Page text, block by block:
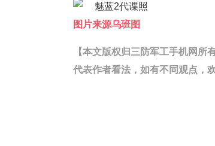
图片来源乌班图
【本文版权归三防军工手机网
代表作者看法，如有不同观点，